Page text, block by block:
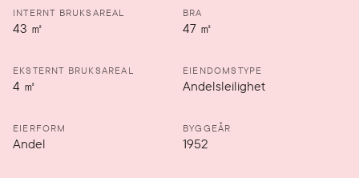
INTERNT BRUKSAREAL
43 ㎡
BRA
47 ㎡
EKSTERNT BRUKSAREAL
4 ㎡
EIENDOMSTYPE
Andelsleilighet
EIERFORM
Andel
BYGGEÅR
1952